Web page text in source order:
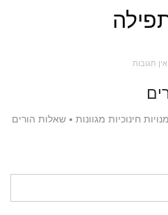
אין תגובות
חינוכיות מגוונות • שאלות הורים